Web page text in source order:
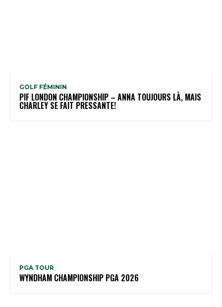
GOLF FÉMININ
PIF LONDON CHAMPIONSHIP – ANNA TOUJOURS LÀ, MAIS
CHARLEY SE FAIT PRESSANTE!
PGA TOUR
WYNDHAM CHAMPIONSHIP PGA 2026